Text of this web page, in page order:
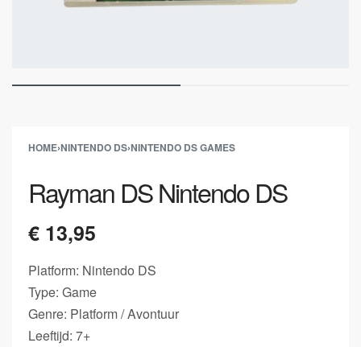
HOME›NINTENDO DS›NINTENDO DS GAMES
Rayman DS Nintendo DS
€ 13,95
Platform: Nintendo DS
Type: Game
Genre: Platform / Avontuur
Leeftijd: 7+